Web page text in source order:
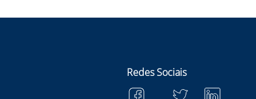
Redes Sociais